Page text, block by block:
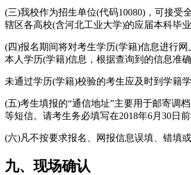
(三)我校作为招生单位(代码10080)，可接
辖区各高校(含河北工业大学)的应届本科毕
(四)报名期间将对考生学历(学籍)信息进行
本人学历(学籍)信息，根据查询到的信息准
未通过学历(学籍)校验的考生应及时到学籍
(五)考生填报的“通信地址”主要用于邮寄调
等短信。请考生务必填写在2018年6月30日
(六)凡不按要求报名、网报信息误填、错填
九、现场确认